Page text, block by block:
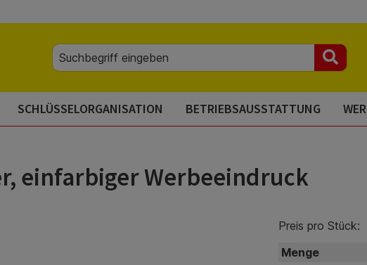
SCHLÜSSELORGANISATION BETRIEBSAUSSTATTUNG
einfarbiger Werbeeindruck
Preis pro Stück:
Menge